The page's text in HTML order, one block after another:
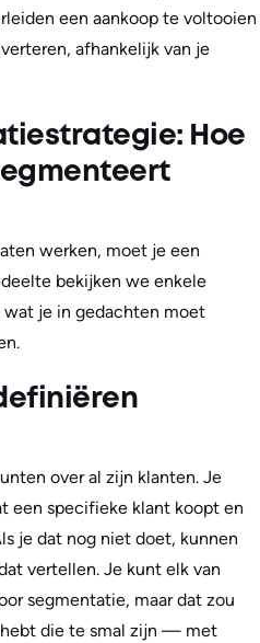
een aankoop te voltooien
afhankelijk van je
Hoe
werken, moet je een
bekijken we enkele
je in gedachten moet
over al zijn klanten. Je
een specifieke klant koopt en
je dat nog niet doet, kunnen
vertellen. Je kunt elk van
segmentatie, maar dat zou
die te smal zijn — met